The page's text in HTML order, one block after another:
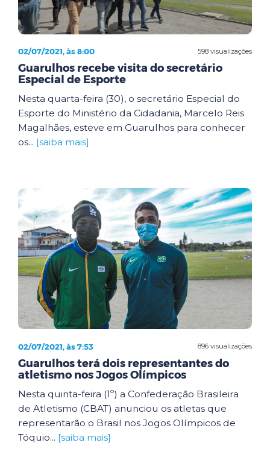
598 visualizações
02/07/2021, às 8:00
Guarulhos recebe visita do secretário
Especial de Esporte
Nesta quarta-feira (30), o secretário Especial do
Esporte do Ministério da Cidadania, Marcelo Reis
Magalhães, esteve em Guarulhos para conhecer
os... [saiba mais]
896 visualizações
02/07/2021, às 7:53
Guarulhos terá dois representantes do
atletismo nos Jogos Olímpicos
Nesta quinta-feira (1º) a Confederação Brasileira
de Atletismo (CBAT) anunciou os atletas que
representarão o Brasil nos Jogos Olímpicos de
Tóquio... [saiba mais]